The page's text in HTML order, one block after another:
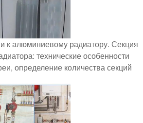
к алюминиевому радиатору. Секция
технические особенности
определение количества секций